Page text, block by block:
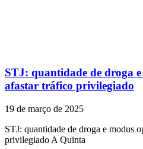
STJ: quantidade de droga
afastar tráfico privilegiado
19 de março de 2025
STJ: quantidade de droga e modus
privilegiado A Quinta